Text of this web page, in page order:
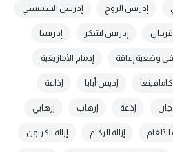
إدريس الروخ إدريس السنتيسي
إدريس لشكر إدريسا
وضعية إعاقة إدماج الأمازيغية
إديس أبابا إذاعة
إذعة إرهاب إرهابي
الألغام إزالة الركام إزالة الكربون